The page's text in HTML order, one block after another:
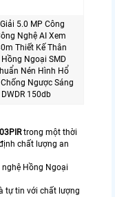
5.0 MP Công
Nghệ AI Xem
Thiết Kế Thân
Ngoại SMD
Nén Hình Hổ
Ngược Sáng
150db
trong một thời
chất lượng an
Hồng Ngoại
tự tin với chất lượng